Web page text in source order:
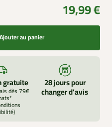
19,99 €
Ajouter au panier
gratuite
dès 79€
28 jours pour
changer d’avis